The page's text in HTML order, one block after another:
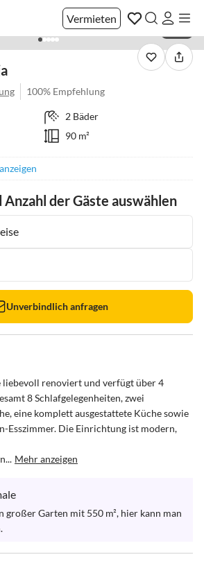
Vermieten
100% Empfehlung
2 Bäder
90 m²
der Gäste auswählen
Unverbindlich anfragen
liebevoll renoviert und verfügt über 4
8 Schlafgelegenheiten, zwei
eine komplett ausgestattete Küche sowie
Esszimmer. Die Einrichtung ist modern,
Mehr anzeigen
großer Garten mit 550 m², hier kann man